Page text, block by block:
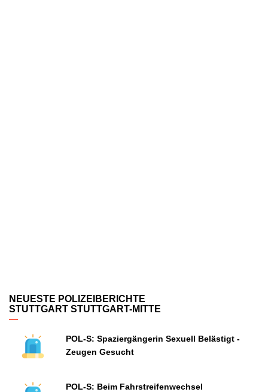
NEUESTE POLIZEIBERICHTE
STUTTGART STUTTGART-MITTE
POL-S: Spaziergängerin Sexuell Belästigt -
Zeugen Gesucht
POL-S: Beim Fahrstreifenwechsel